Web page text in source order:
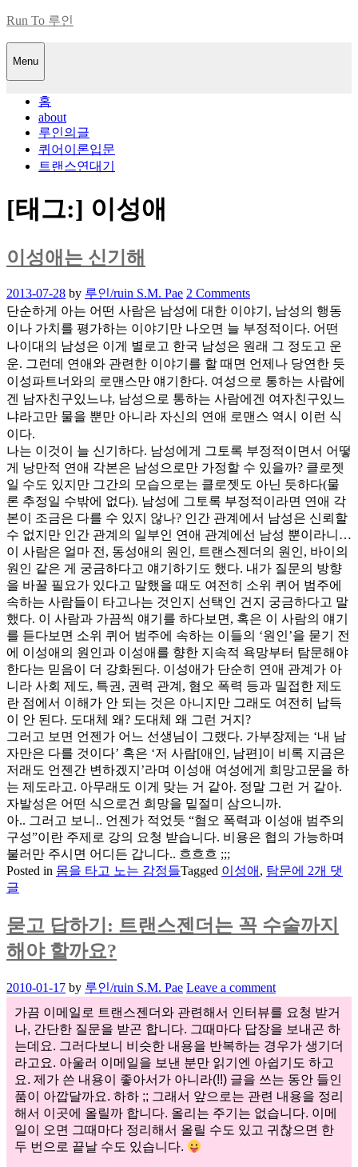
Skip
content
Run To 루인
Menu
홈
about
루인의글
퀴어이론입문
트랜스연대기
[태그:] 이성애
이성애는 신기해
Posted
on
2013-07-28 by 루인/ruin S.M. Pae 2 Comments
단순하게 아는 어떤 사람은 남성에 대한 이야기, 남성의 행동
이나 가치를 평가하는 이야기만 나오면 늘 부정적이다. 어떤
나이대의 남성은 이게 별로고 한국 남성은 원래 그 정도고 운
운. 그런데 연애와 관련한 이야기를 할 때면 언제나 당연한 듯
이성파트너와의 로맨스만 얘기한다. 여성으로 통하는 사람에
겐 남자친구있느냐, 남성으로 통하는 사람에겐 여자친구있느
냐라고만 물을 뿐만 아니라 자신의 연애 로맨스 역시 이런 식
이다.
나는 이것이 늘 신기하다. 남성에게 그토록 부정적이면서 어떻
게 낭만적 연애 각본은 남성으로만 가정할 수 있을까? 클로젯
일 수도 있지만 그간의 모습으로는 클로젯도 아닌 듯하다(물
론 추정일 수밖에 없다). 남성에 그토록 부정적이라면 연애 각
본이 조금은 다를 수 있지 않나? 인간 관계에서 남성은 신뢰할
수 없지만 인간 관계의 일부인 연애 관계에선 남성 뿐이라니…
이 사람은 얼마 전, 동성애의 원인, 트랜스젠더의 원인, 바이의
원인 같은 게 궁금하다고 얘기하기도 했다. 내가 질문의 방향
을 바꿀 필요가 있다고 말했을 때도 여전히 소위 퀴어 범주에
속하는 사람들이 타고나는 것인지 선택인 건지 궁금하다고 말
했다. 이 사람과 가끔씩 얘기를 하다보면, 혹은 이 사람의 얘기
를 듣다보면 소위 퀴어 범주에 속하는 이들의 ‘원인’을 묻기 전
에 이성애의 원인과 이성애를 향한 지속적 욕망부터 탐문해야
한다는 믿음이 더 강화된다. 이성애가 단순히 연애 관계가 아
니라 사회 제도, 특권, 권력 관계, 혐오 폭력 등과 밀접한 제도
란 점에서 이해가 안 되는 것은 아니지만 그래도 여전히 납득
이 안 된다. 도대체 왜? 도대체 왜 그런 거지?
그러고 보면 언젠가 어느 선생님이 그랬다. 가부장제는 ‘내 남
자만은 다를 것이다’ 혹은 ‘저 사람[애인, 남편]이 비록 지금은
저래도 언젠간 변하겠지’라며 이성애 여성에게 희망고문을 하
는 제도라고. 아무래도 이게 맞는 거 같아. 정말 그런 거 같아.
자발성은 어떤 식으로건 희망을 밑절미 삼으니까.
아.. 그러고 보니.. 언젠가 적었듯 “혐오 폭력과 이성애 범주의
구성”이란 주제로 강의 요청 받습니다. 비용은 협의 가능하며
불러만 주시면 어디든 갑니다.. 흐흐흐 ;;;
Posted in 몸을 타고 노는 감정들Tagged 이성애 , 탐문이
는
신
에 2개 댓
글
묻고 답하기: 트랜스젠더는 꼭 수술까지
해야 할까요?
Posted
on
2010-01-17 by 루인/ruin S.M. Pae Leave a comment
가끔 이메일로 트랜스젠더와 관련해서 인터뷰를 요청 받거
나, 간단한 질문을 받곤 합니다. 그때마다 답장을 보내곤 하
는데요. 그러다보니 비슷한 내용을 반복하는 경우가 생기더
라고요. 아울러 이메일을 보낸 분만 읽기엔 아쉽기도 하고
요. 제가 쓴 내용이 좋아서가 아니라(!!) 글을 쓰는 동안 들인
품이 아깝달까요. 하하 ;; 그래서 앞으로는 관련 내용을 정리
해서 이곳에 올릴까 합니다. 올리는 주기는 없습니다. 이메
일이 오면 그때마다 정리해서 올릴 수도 있고 귀찮으면 한
두 번으로 끝날 수도 있습니다.